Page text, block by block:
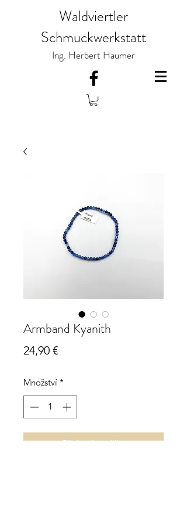
Waldviertler
Schmuckwerkstatt
Ing. Herbert Haumer
Armband Kyanith
24,90 €Cena
Množství *
Přidat do košíku